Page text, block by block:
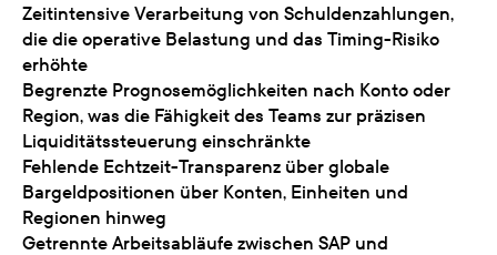
Zeitintensive Verarbeitung von Schuldenzahlungen,
die die operative Belastung und das Timing-Risiko
erhöhte
Begrenzte Prognosemöglichkeiten nach Konto oder
Region, was die Fähigkeit des Teams zur präzisen
Liquiditätssteuerung einschränkte
Fehlende Echtzeit-Transparenz über globale
Bargeldpositionen über Konten, Einheiten und
Regionen hinweg
Getrennte Arbeitsabläufe zwischen SAP und